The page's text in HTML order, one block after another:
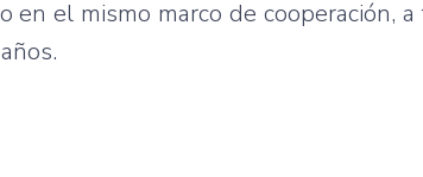
en el mismo marco de cooperación,